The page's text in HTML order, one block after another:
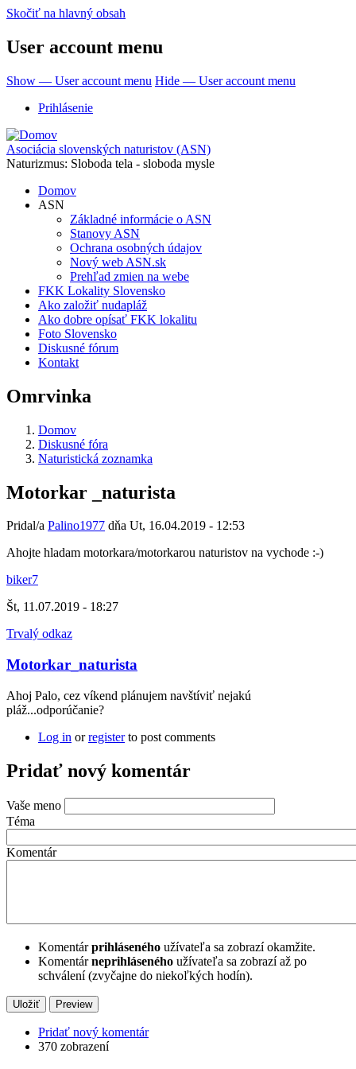
Skočiť na hlavný obsah
User account menu
Show — User account menu Hide — User account menu
Prihlásenie
Asociácia slovenských naturistov (ASN)
Naturizmus: Sloboda tela - sloboda mysle
Domov
ASN
Základné informácie o ASN
Stanovy ASN
Ochrana osobných údajov
Nový web ASN.sk
Prehľad zmien na webe
FKK Lokality Slovensko
Ako založiť nudapláž
Ako dobre opísať FKK lokalitu
Foto Slovensko
Diskusné fórum
Kontakt
Omrvinka
Domov
Diskusné fóra
Naturistická zoznamka
Motorkar _naturista
Pridal/a Palino1977 dňa Ut, 16.04.2019 - 12:53
Ahojte hladam motorkara/motorkarou naturistov na vychode :-)
biker7
Št, 11.07.2019 - 18:27
Trvalý odkaz
Motorkar_naturista
Ahoj Palo, cez víkend plánujem navštíviť nejakú
pláž...odporúčanie?
Log in orregisterto post comments
Pridať nový komentár
Vaše meno
Téma
Komentár
Komentárprihláseného užívateľa sa zobrazí okamžite.
Komentárneprihláseného užívateľa sa zobrazí až po
schválení (zvyčajne do niekoľkých hodín).
Pridať nový komentár
370 zobrazení